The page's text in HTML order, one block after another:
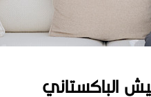
الباكستاني